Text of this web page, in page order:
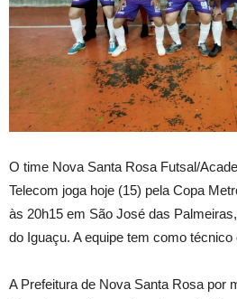
O time Nova Santa Rosa Futsal/
Telecom joga hoje (15) pela Copa
às 20h15 em São José das
do Iguaçu. A equipe tem como
A Prefeitura de Nova Santa Rosa por